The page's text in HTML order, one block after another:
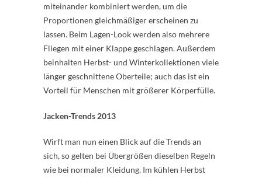
miteinander kombiniert werden, um die
Proportionen gleichmäßiger erscheinen zu
lassen. Beim Lagen-Look werden also mehrere
Fliegen mit einer Klappe geschlagen. Außerdem
beinhalten Herbst- und Winterkollektionen viele
länger geschnittene Oberteile; auch das ist ein
Vorteil für Menschen mit größerer Körperfülle.
Jacken-Trends 2013
Wirft man nun einen Blick auf die Trends an
sich, so gelten bei Übergrößen dieselben Regeln
wie bei normaler Kleidung. Im kühlen Herbst